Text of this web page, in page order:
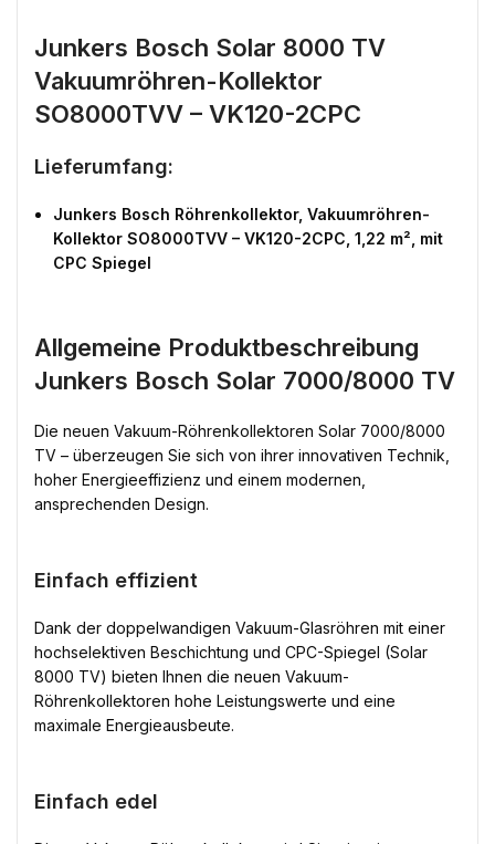
Junkers Bosch Solar 8000 TV
Vakuumröhren-Kollektor
SO8000TVV – VK120-2CPC
Lieferumfang:
Junkers Bosch Röhrenkollektor, Vakuumröhren-
Kollektor SO8000TVV – VK120-2CPC, 1,22 m², mit
CPC Spiegel
Allgemeine Produktbeschreibung
Junkers Bosch Solar 7000/8000 TV
Die neuen Vakuum-Röhrenkollektoren Solar 7000/8000
TV – überzeugen Sie sich von ihrer innovativen Technik,
hoher Energieeffizienz und einem modernen,
ansprechenden Design.
Einfach effizient
Dank der doppelwandigen Vakuum-Glasröhren mit einer
hochselektiven Beschichtung und CPC-Spiegel (Solar
8000 TV) bieten Ihnen die neuen Vakuum-
Röhrenkollektoren hohe Leistungswerte und eine
maximale Energieausbeute.
Einfach edel